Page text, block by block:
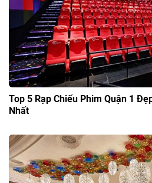
Top 5 Rạp Chiếu Phim Quận 1
Nhất